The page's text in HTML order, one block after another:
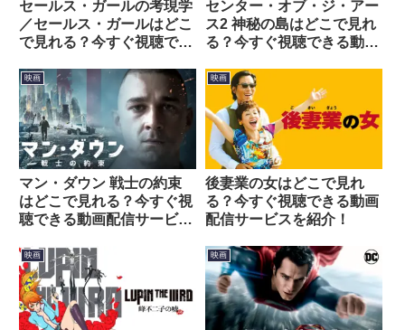
セールス・ガールの考現学
／セールス・ガールはどこ
で見れる？今すぐ視聴でき
介！
センター・オブ・ジ・アー
ス2 神秘の島はどこで見れ
る？今すぐ視聴できる動画
映画
マン・ダウン 戦士の約束
はどこで見れる？今すぐ視
聴できる動画配信サービス
映画
後妻業の女はどこで見れ
る？今すぐ視聴できる動画
配信サービスを紹介！
映画 映画